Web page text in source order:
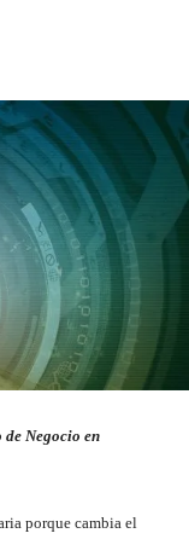
Negocio en
porque cambia el